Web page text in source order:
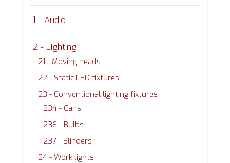
1 - Audio
2 - Lighting
21 - Moving heads
22 - Static LED fixtures
23 - Conventional lighting fixtures
234 - Cans
236 - Bulbs
237 - Blinders
24 - Work lights